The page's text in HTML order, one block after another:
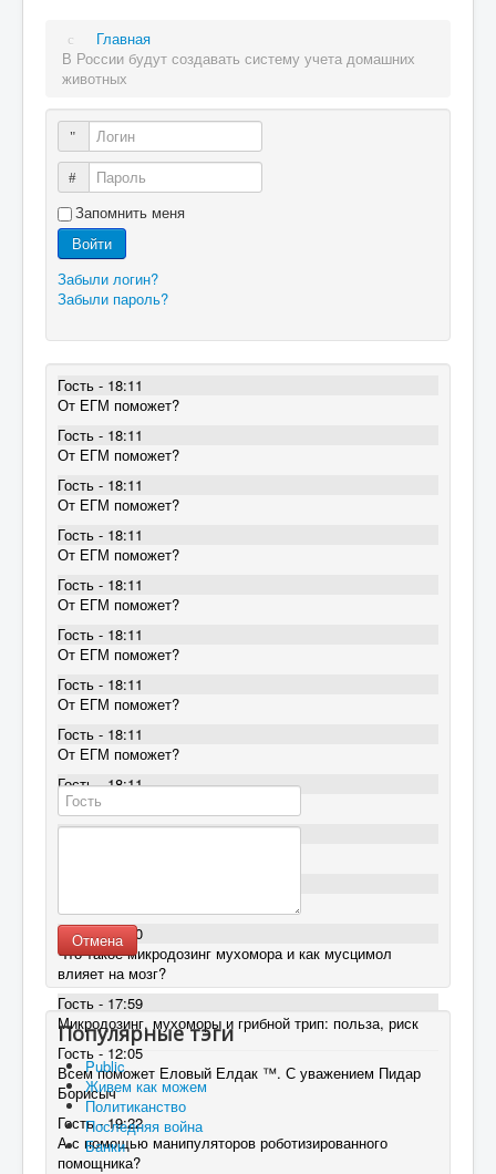
Главная
В России будут создавать систему учета домашних
животных
Логин
Пароль
Запомнить меня
Войти
Забыли логин?
Забыли пароль?
Гость - 18:11
От ЕГМ поможет?
Гость - 18:11
От ЕГМ поможет?
Гость - 18:11
От ЕГМ поможет?
Гость - 18:11
От ЕГМ поможет?
Гость - 18:11
От ЕГМ поможет?
Гость - 18:11
От ЕГМ поможет?
Гость - 18:11
От ЕГМ поможет?
Гость - 18:11
От ЕГМ поможет?
Гость - 18:11
От ЕГМ поможет?
Гость - 18:11
Гость - 18:00
Что такое микродозинг мухомора и как мусцимол
влияет на мозг?
Гость - 17:59
Микродозинг, мухоморы и грибной трип: польза, риск
Гость - 12:05
Всем поможет Еловый Елдак ™. С уважением Пидар
Борисыч
Гость - 19:22
А с помощью манипуляторов роботизированного
помощника?
Отмена
Популярные тэги
Public
Живем как можем
Политиканство
Последняя война
Банки